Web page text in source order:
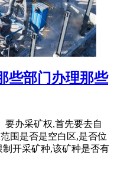
些部门办理那些
要办采矿权,首先要去自
围是否是空白区,是否位
开采矿种,该矿种是否有